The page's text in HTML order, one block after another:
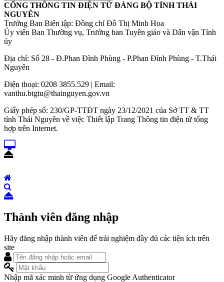
CỔNG THÔNG TIN ĐIỆN TỬ ĐẢNG BỘ TỈNH THÁI
NGUYÊN
Trưởng Ban Biên tập: Đồng chí Đỗ Thị Minh Hoa
Ủy viên Ban Thường vụ, Trưởng ban Tuyên giáo và Dân vận Tỉnh
ủy
Địa chỉ: Số 28 - Đ.Phan Đình Phùng - P.Phan Đình Phùng - T.Thái
Nguyên
Điện thoại: 0208 3855.529 | Email:
vanthu.btgtu@thainguyen.gov.vn
Giấy phép số: 230/GP-TTĐT ngày 23/12/2021 của Sở TT & TT
tỉnh Thái Nguyên về việc Thiết lập Trang Thông tin điện tử tổng
hợp trên Internet.
Thành viên đăng nhập
Hãy đăng nhập thành viên để trải nghiệm đầy đủ các tiện ích trên
site
Nhập mã xác minh từ ứng dụng Google Authenticator